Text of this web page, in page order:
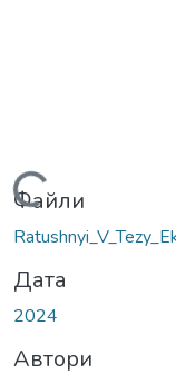
Вантажиться...
Файли
Дата
2024
Автори